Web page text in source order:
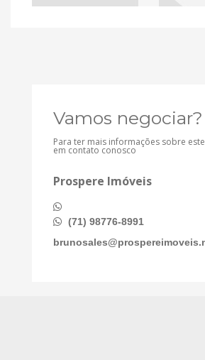
Vamos negociar?
Para ter mais informações sobre
em contato conosco
Prospere Imóveis
(71) 98776-8991